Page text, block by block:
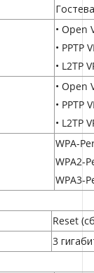
• Open
• PPTP
• L2TP
• Open
• PPTP
• L2TP
WPA-
WPA2-
WPA3-
Reset
3